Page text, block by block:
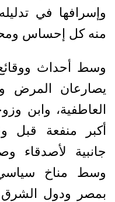
وإسرافها في
منه كل إحساس
وسط أحداث
يصارعان المرض
العاطفية، وابن
أكبر منفعة قبل
جانبية لأصدقاء
وسط مناخ
بمصر ودول الشرق